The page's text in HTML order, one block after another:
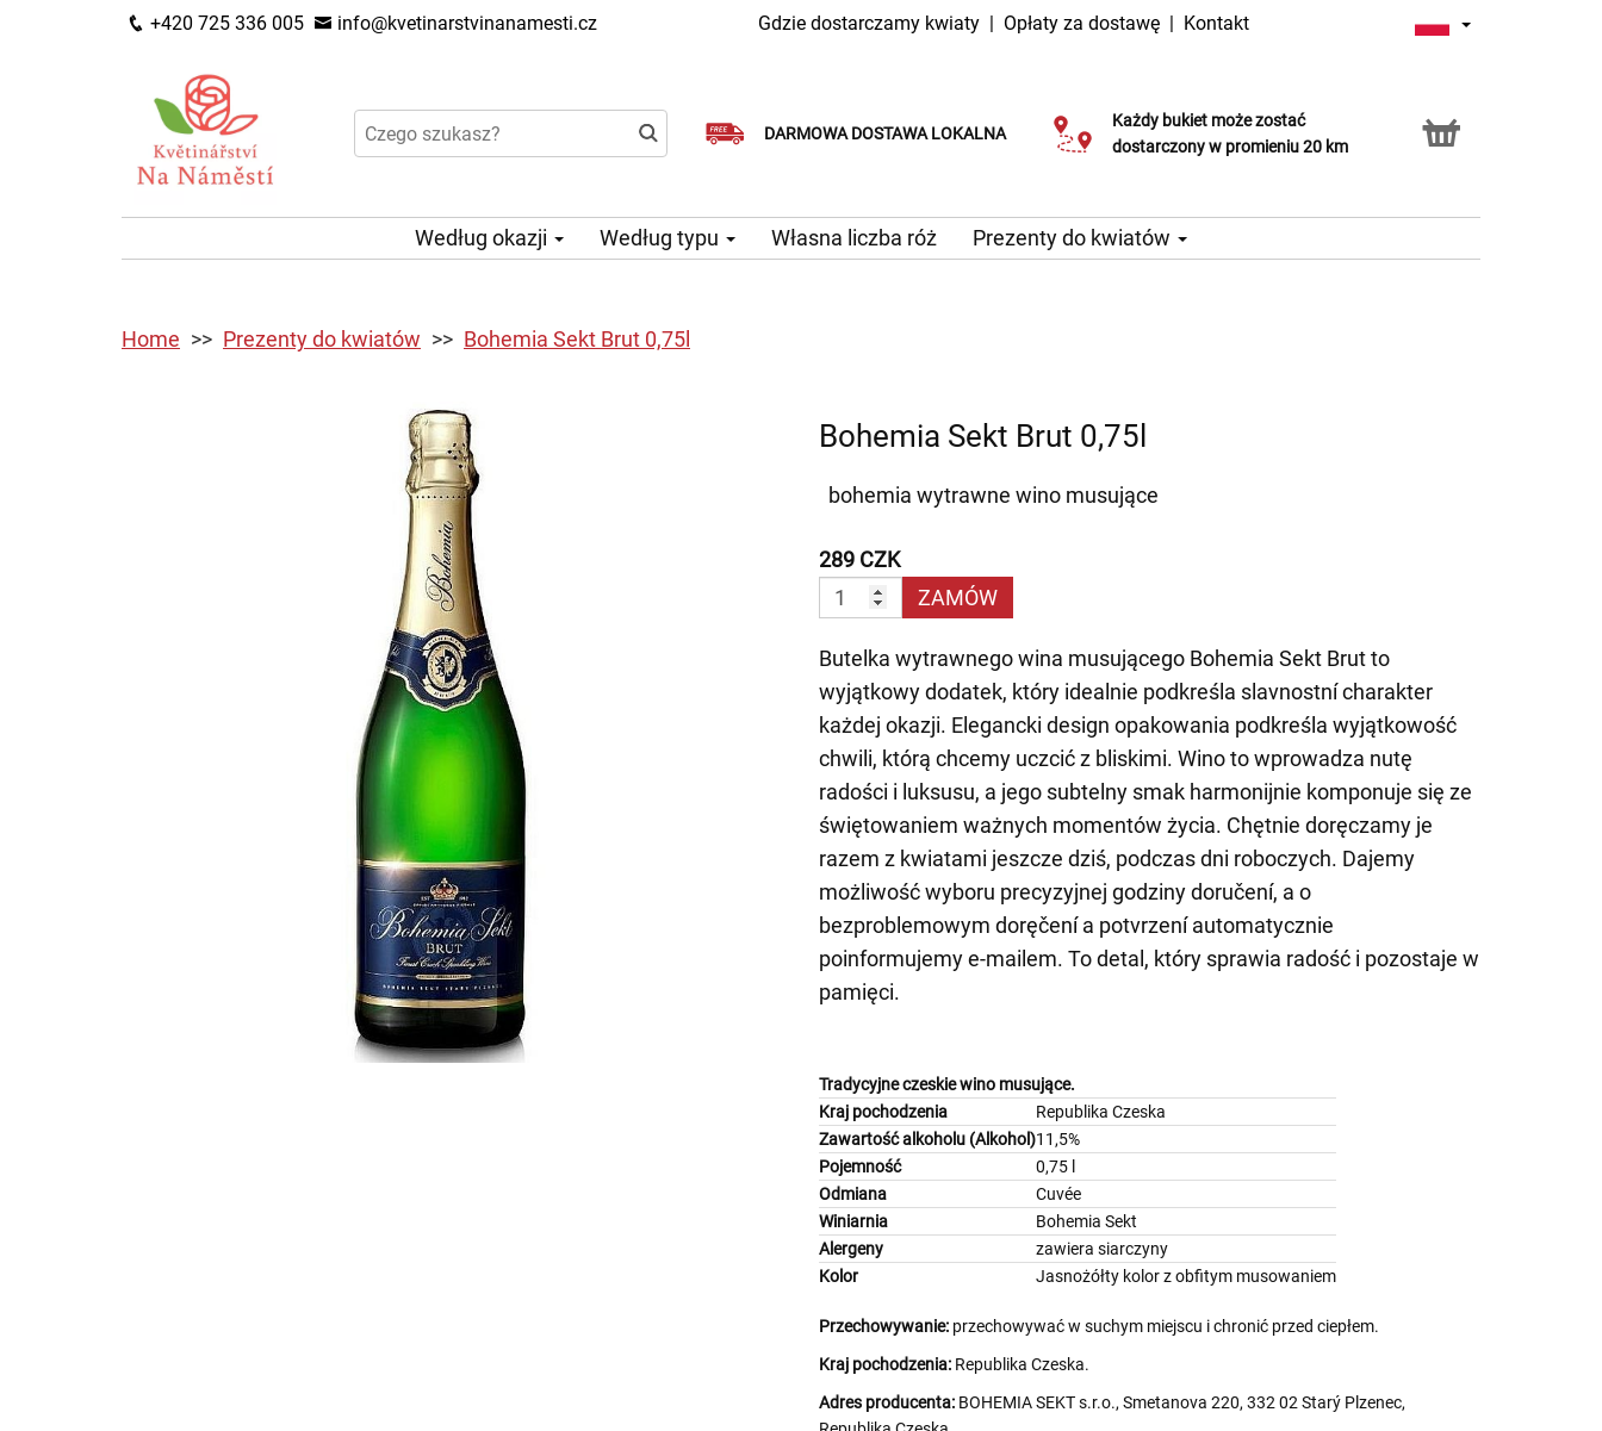
+420 725 336 005 info@kvetinarstvinanamesti.cz Gdzie dostarczamy kwiaty | Opłaty za dostawę | Kontakt
DARMOWA DOSTAWA LOKALNA
Dostawa tego samego dnia
Wybierz datę dostawy
Każdy bukiet może zostać
dostarczony w promieniu 20 km
Usługa Click & Collect
Według okazji Według typu Własna liczba róż Prezenty do kwiatów
Home Prezenty do kwiatów Bohemia Sekt Brut 0,75l
Bohemia Sekt Brut 0,75l
bohemia wytrawne wino musujące
289 CZK
ZAMÓW
Butelka wytrawnego wina musującego Bohemia Sekt Brut to
wyjątkowy dodatek, który idealnie podkreśla slavnostní charakter
każdej okazji. Elegancki design opakowania podkreśla wyjątkowość
chwili, którą chcemy uczcić z bliskimi. Wino to wprowadza nutę
radości i luksusu, a jego subtelny smak harmonijnie komponuje się ze
świętowaniem ważnych momentów życia. Chętnie doręczamy je
razem z kwiatami jeszcze dziś, podczas dni roboczych. Dajemy
możliwość wyboru precyzyjnej godziny doručení, a o
bezproblemowym doręčení a potvrzení automatycznie
poinformujemy e-mailem. To detal, który sprawia radość i pozostaje w
pamięci.
Tradycyjne czeskie wino musujące.
Kraj pochodzenia
Republika Czeska
Zawartość alkoholu (Alkohol)11,5%
Pojemność
0,75 l
Odmiana
Cuvée
Winiarnia
Bohemia Sekt
Alergeny
zawiera siarczyny
Kolor
Jasnożółty kolor z obfitym musowaniem
Przechowywanie: przechowywać w suchym miejscu i chronić przed ciepłem.
Kraj pochodzenia: Republika Czeska.
Adres producenta: BOHEMIA SEKT s.r.o., Smetanova 220, 332 02 Starý Plzenec,